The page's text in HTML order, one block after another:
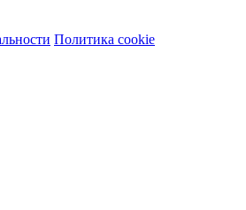
Политика cookie